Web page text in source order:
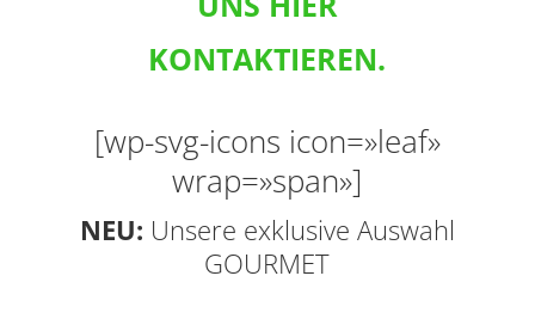
KONTAKTIEREN.
[wp-svg-icons icon=»leaf»
wrap=»span»]
NEU: Unsere exklusive Auswahl
GOURMET